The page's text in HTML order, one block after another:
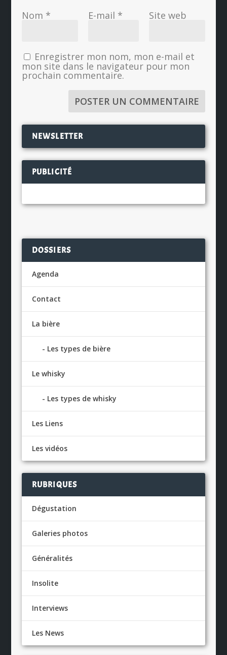
Nom * E-mail * Site web
Enregistrer mon nom, mon e-mail et
mon site dans le navigateur pour mon
prochain commentaire.
NEWSLETTER
PUBLICITÉ
DOSSIERS
Agenda
Contact
La bière
Les types de bière
Le whisky
Les types de whisky
Les Liens
Les vidéos
RUBRIQUES
Dégustation
Galeries photos
Généralités
Insolite
Interviews
Les News